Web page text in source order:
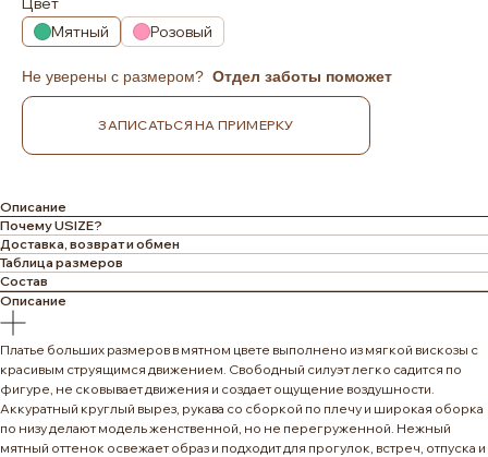
Мятный
Розовый
Не уверены с размером? Отдел заботы поможет
ЗАПИСАТЬСЯ НА ПРИМЕРКУ
Описание
Почему USIZE?
Доставка, возврат и обмен
Таблица размеров
Состав
Описание
Платье больших размеров в мятном цвете выполнено из мягкой вискозы с
красивым струящимся движением. Свободный силуэт легко садится по
фигуре, не сковывает движения и создает ощущение воздушности.
Аккуратный круглый вырез, рукава со сборкой по плечу и широкая оборка
по низу делают модель женственной, но не перегруженной. Нежный
мятный оттенок освежает образ и подходит для прогулок, встреч, отпуска и